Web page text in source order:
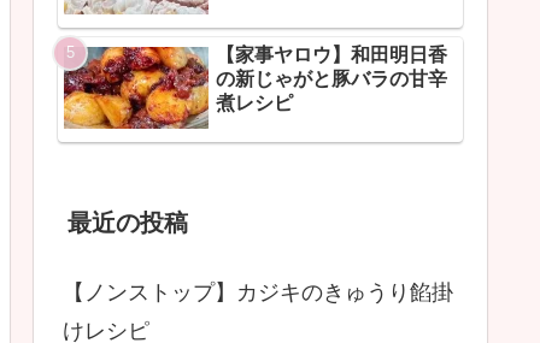
【家事ヤロウ】和田明日香
の新じゃがと豚バラの甘辛
煮レシピ
最近の投稿
【ノンストップ】カジキのきゅうり餡掛
けレシピ